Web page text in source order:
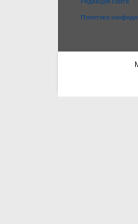
Политика